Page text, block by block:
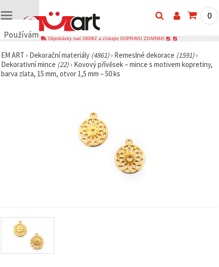
Používáme
🍪
Používáme
cookies a
zobrazovali
obsah a
reklamu, a
to i s
našich
0
Objednávky nad 1600Kč a získejte DOPRAVU ZDARMA!
EM ART › Dekorační materiály (4861)› Řemeslné dekorace (1591)›
Dekorativní mince (22)› Kovový přívěsek – mince s motivem kopretiny,
barva zlata, 15 mm, otvor 1,5 mm – 50 ks